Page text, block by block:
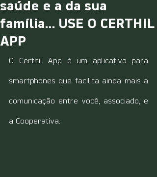
saúde e a da sua
família… USE O CERTHIL
APP
O Certhil App é um aplicativo para
smartphones que facilita ainda mais a
comunicação entre você, associado, e
a Cooperativa.